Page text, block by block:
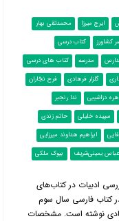
ایرج میرزا
محمدتقی بهار
کشاورز
کتاب درسی
مدرسه
کتاب های درسی
گلزار فرهادی
فرح نجّاران
دزاشیبی
ندا رنجبر
سپیده خلیلی
حاتم زندی
ابراهیم هداوند میرزایی
عباس یمینی‌شریف بیوک ملکی
ادبیات در کتاب‌‌های
کتاب فارسی سال سوم
نوشته است. مشخصات